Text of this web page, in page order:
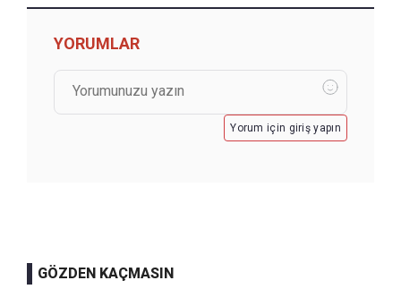
YORUMLAR
Yorum için giriş yapın
GÖZDEN KAÇMASIN